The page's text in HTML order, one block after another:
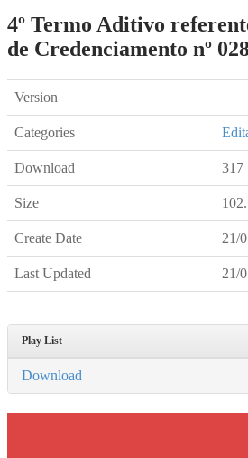
4º Termo Aditivo
de Credenciamento nº
Version
Categories
Download 317
Size
Create Date 21/
Last Updated 21/
Play List
Download